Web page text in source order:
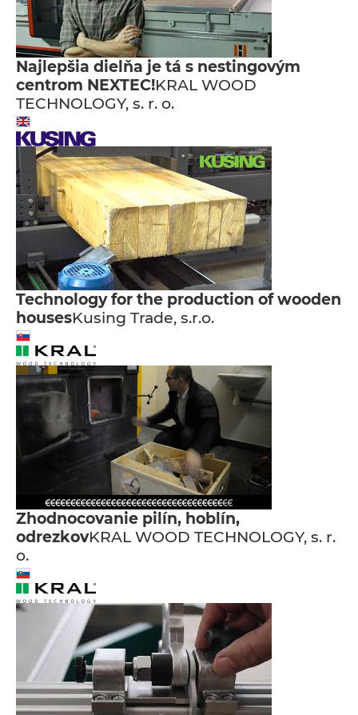
Najlepšia dielňa je tá s nestingovým
centrom NEXTEC!KRAL WOOD
TECHNOLOGY, s. r. o.
Technology for the production of wooden
housesKusing Trade, s.r.o.
Zhodnocovanie pilín, hoblín,
odrezkovKRAL WOOD TECHNOLOGY, s. r.
o.